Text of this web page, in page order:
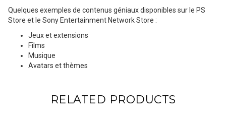
Quelques exemples de contenus géniaux disponibles sur le PS
Store et le Sony Entertainment Network Store :
Jeux et extensions
Films
Musique
Avatars et thèmes
RELATED PRODUCTS